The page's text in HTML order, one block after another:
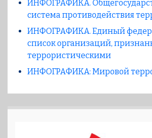
ИНФОГРАФИКА.
система противодействия
ИНФОГРАФИКА. Единый
список организаций,
террористическими
ИНФОГРАФИКА: Мировой